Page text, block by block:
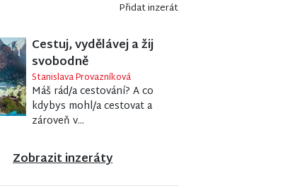
Přidat inzerát
Cestuj, vydělávej a žij
svobodně
Stanislava Provazníková
Máš rád/a cestování? A co
kdybys mohl/a cestovat a
zároveň v...
Zobrazit inzeráty